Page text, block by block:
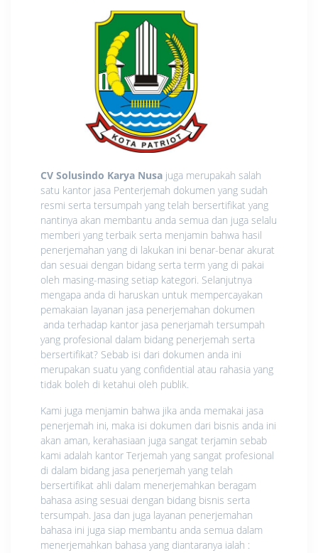
CV Solusindo Karya Nusa juga merupakah salah
satu kantor jasa Penterjemah dokumen yang sudah
resmi serta tersumpah yang telah bersertifikat yang
nantinya akan membantu anda semua dan juga selalu
memberi yang terbaik serta menjamin bahwa hasil
penerjemahan yang di lakukan ini benar-benar akurat
dan sesuai dengan bidang serta term yang di pakai
oleh masing-masing setiap kategori. Selanjutnya
mengapa anda di haruskan untuk mempercayakan
pemakaian layanan jasa penerjemahan dokumen
anda terhadap kantor jasa penerjamah tersumpah
yang profesional dalam bidang penerjemah serta
bersertifikat? Sebab isi dari dokumen anda ini
merupakan suatu yang confidential atau rahasia yang
tidak boleh di ketahui oleh publik.
Kami juga menjamin bahwa jika anda memakai jasa
penerjemah ini, maka isi dokumen dari bisnis anda ini
akan aman, kerahasiaan juga sangat terjamin sebab
kami adalah kantor Terjemah yang sangat profesional
di dalam bidang jasa penerjemah yang telah
bersertifikat ahli dalam menerjemahkan beragam
bahasa asing sesuai dengan bidang bisnis serta
tersumpah. Jasa dan juga layanan penerjemahan
bahasa ini juga siap membantu anda semua dalam
menerjemahkan bahasa yang diantaranya ialah :